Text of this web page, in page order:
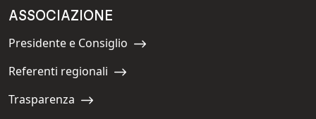
ASSOCIAZIONE
Navigate to:
Presidente e Consiglio
Navigate to:
Referenti regionali
Navigate to:
Trasparenza